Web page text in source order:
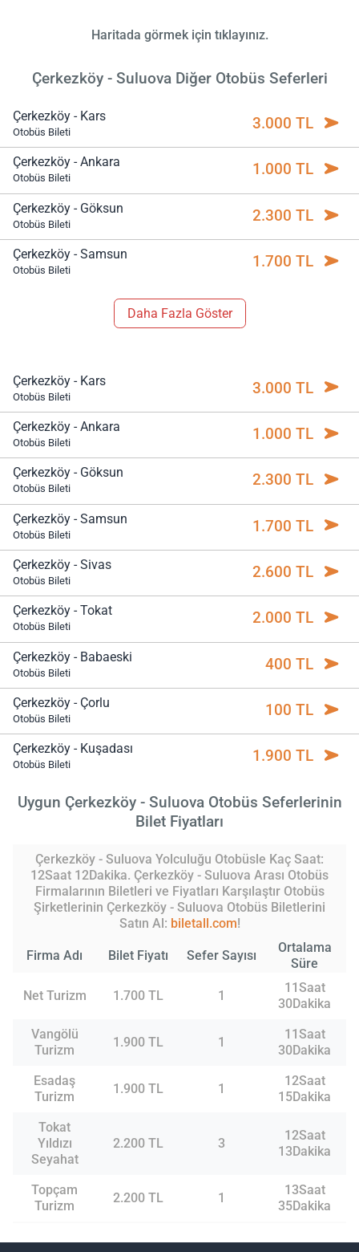
Haritada görmek için tıklayınız.
Çerkezköy - Suluova Diğer Otobüs Seferleri
Çerkezköy - Kars
Otobüs Bileti 3.000 TL
Çerkezköy - Ankara
Otobüs Bileti 1.000 TL
Çerkezköy - Göksun
Otobüs Bileti 2.300 TL
Çerkezköy - Samsun
Otobüs Bileti 1.700 TL
Daha Fazla Göster
Çerkezköy - Kars
Otobüs Bileti 3.000 TL
Çerkezköy - Ankara
Otobüs Bileti 1.000 TL
Çerkezköy - Göksun
Otobüs Bileti 2.300 TL
Çerkezköy - Samsun
Otobüs Bileti 1.700 TL
Çerkezköy - Sivas
Otobüs Bileti 2.600 TL
Çerkezköy - Tokat
Otobüs Bileti 2.000 TL
Çerkezköy - Babaeski
Otobüs Bileti 400 TL
Çerkezköy - Çorlu
Otobüs Bileti 100 TL
Çerkezköy - Kuşadası
Otobüs Bileti 1.900 TL
Uygun Çerkezköy - Suluova Otobüs Seferlerinin
Bilet Fiyatları
Çerkezköy - Suluova Yolculuğu Otobüsle Kaç Saat:
12Saat 12Dakika. Çerkezköy - Suluova Arası Otobüs
Firmalarının Biletleri ve Fiyatları Karşılaştır Otobüs
Şirketlerinin Çerkezköy - Suluova Otobüs Biletlerini
Satın Al: biletall.com!
Firma Adı Bilet Fiyatı Sefer Sayısı
Ortalama
Süre
Net Turizm 1.700 TL 1
11Saat
30Dakika
Vangölü
Turizm
1.900 TL 1
11Saat
30Dakika
Esadaş
Turizm
1.900 TL 1
12Saat
15Dakika
Tokat
Yıldızı
Seyahat
2.200 TL 3
12Saat
13Dakika
Topçam
Turizm
2.200 TL 1
13Saat
35Dakika